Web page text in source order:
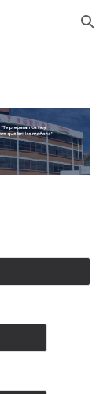
Skip to navigation